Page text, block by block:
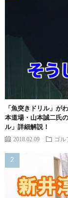
「魚突きドリル」が
本道場・山本誠二氏
ル」詳細解説！
2018.02.09 ゴル